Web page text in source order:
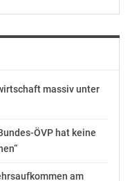
wurde 2005 auf
und
Veranstaltung
bzw.
und Gesellschaft.
massiv unter
ÖVP hat keine
am